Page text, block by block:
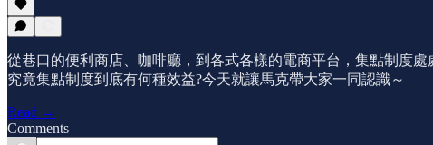
從巷口的便利商店、咖啡廳，到各式各樣的電商平台，集點制度
究竟集點制度到底有何種效益?今天就讓馬克帶大家一同認識～
Read →
Comments